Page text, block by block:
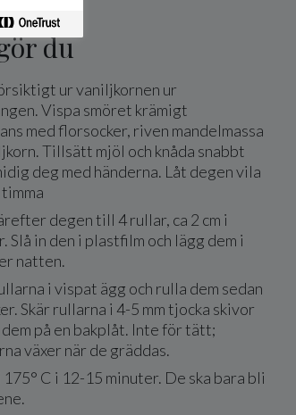
du
ur vaniljkornen ur
Vispa smöret krämigt
med florsocker, riven mandelmassa
Tillsätt mjöl och knåda snabbt
deg med händerna. Låt degen vila
degen till 4 rullar, ca 2 cm i
Slå in den i plastfilm och lägg dem i
natten.
i vispat ägg och rulla dem sedan
Skär rullarna i 4-5 mm tjocka skivor
på en bakplåt. Inte för tätt;
växer när de gräddas.
C i 12-15 minuter. De ska bara bli